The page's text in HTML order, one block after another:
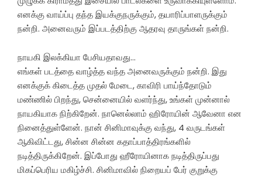
எனக்கு வாய்ப்பு தந்த இயக்குநருக்கும், தயாரிப்பாளருக்கும்
நன்றி. அனைவரும் இப்படத்திற்கு ஆதரவு தாருங்கள் நன்றி.
நாயகி இலக்கியா பேசியதாவது…
எங்கள் படத்தை வாழ்த்த வந்த அனைவருக்கும் நன்றி. இது
எனக்குக் கிடைத்த முதல் மேடை, காவிரி பாய்ந்தோடும்
மண்ணில் பிறந்து, சென்னையில் வளர்ந்து, உங்கள் முன்னால்
நாயகியாக நிற்கிறேன். நானெல்லாம் ஹிரோயின் ஆவேனா என
நினைத்துள்ளேன். நான் சினிமாவுக்கு வந்து, 4 வருடங்கள்
ஆகிவிட்டது, சின்ன சின்ன கதாப்பாத்திரங்களில்
நடித்திருக்கிறேன். இப்போது ஹீரோயினாக நடித்திருப்பது
மிகப்பெரிய மகிழ்ச்சி. சினிமாவில் நிறையப் பேர் குறுக்கு